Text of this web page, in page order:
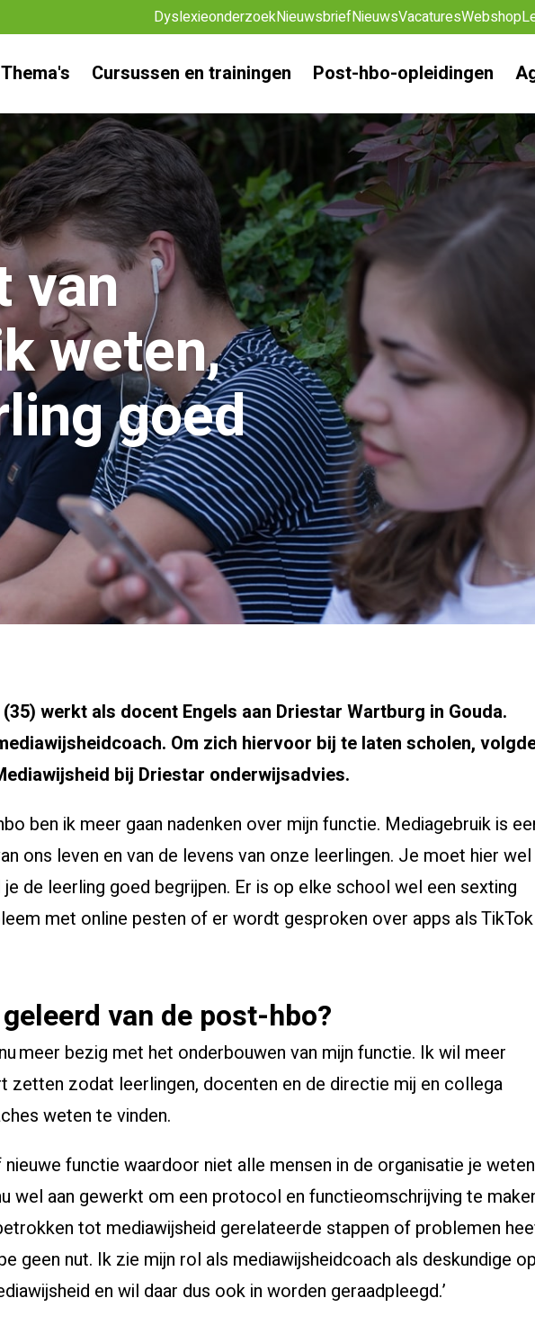
DyslexieonderzoekNieuwsbriefNieuwsVacaturesWebshop
Thema's Cursussen en trainingen Post-hbo-opleidingen
van
weten,
goed
werkt als docent Engels aan Driestar Wartburg in Gouda.
Om zich hiervoor bij te laten scholen,
bij Driestar onderwijsadvies.
ben ik meer gaan nadenken over mijn functie. Mediagebruik is
ons leven en van de levens van onze leerlingen. Je moet hier wel
de leerling goed begrijpen. Er is op elke school wel een sexting
met online pesten of er wordt gesproken over apps als
van de post-hbo?
meer bezig met het onderbouwen van mijn functie. Ik wil meer
zetten zodat leerlingen, docenten en de directie mij en collega
weten te vinden.
functie waardoor niet alle mensen in de organisatie je
wel aan gewerkt om een protocol en functieomschrijving te
tot mediawijsheid gerelateerde stappen of problemen
geen nut. Ik zie mijn rol als mediawijsheidcoach als deskundige op
en wil daar dus ook in worden geraadpleegd.’